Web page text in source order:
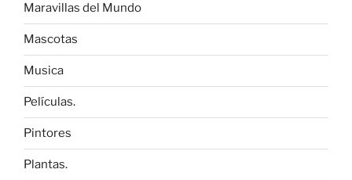
Maravillas del Mundo
Mascotas
Musica
Películas.
Pintores
Plantas.